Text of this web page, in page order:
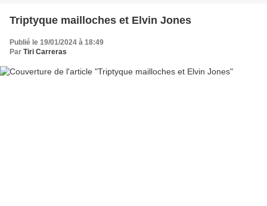
Triptyque mailloches et Elvin Jones
Publié le 19/01/2024 à 18:49
Par Tiri Carreras